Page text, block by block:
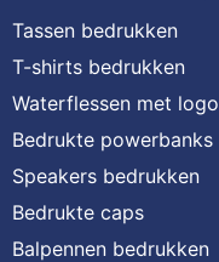
Tassen bedrukken
T-shirts bedrukken
Waterflessen met logo
Bedrukte powerbanks
Speakers bedrukken
Bedrukte caps
Balpennen bedrukken